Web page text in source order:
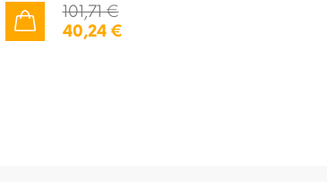
101,71 €
40,24 €